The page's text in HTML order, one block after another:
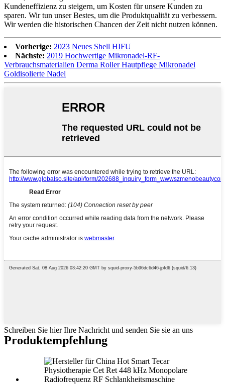
Kundeneffizienz zu steigern, um Kosten für unsere Kunden zu
sparen. Wir tun unser Bestes, um die Produktqualität zu verbessern.
Wir werden die historischen Chancen der Zeit nicht nutzen können.
Vorherige: 2023 Neues Shell HIFU
Nächste: 2019 Hochwertige Mikronadel-RF-
Verbrauchsmaterialien Derma Roller Hautpflege Mikronadel
Goldisolierte Nadel
Schreiben Sie hier Ihre Nachricht und senden Sie sie an uns
Produktempfehlung